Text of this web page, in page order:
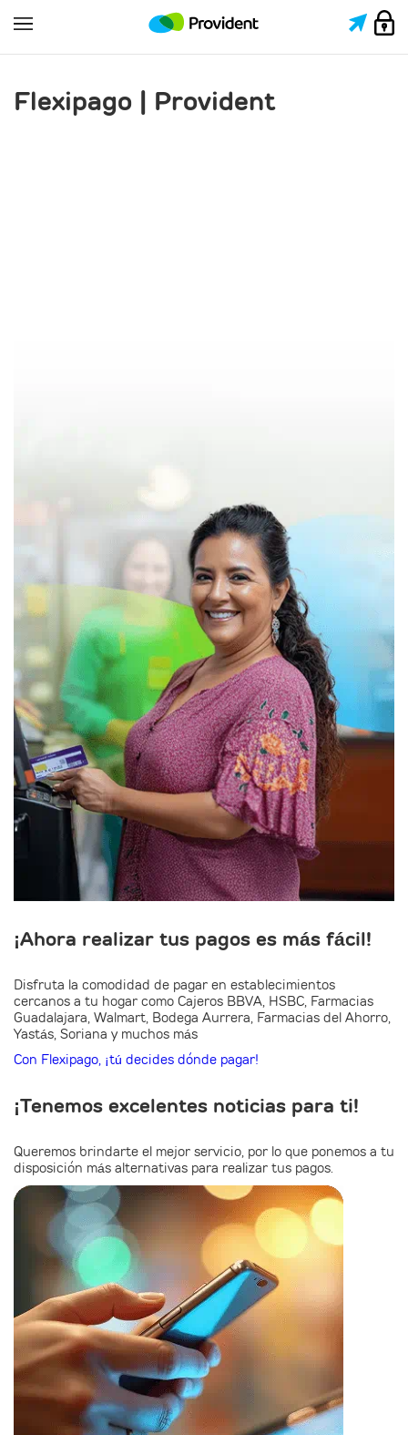
Flexipago | Provident
¡Ahora realizar tus pagos es más fácil!
Disfruta la comodidad de pagar en establecimientos
cercanos a tu hogar como Cajeros BBVA, HSBC, Farmacias
Guadalajara, Walmart, Bodega Aurrera, Farmacias del Ahorro,
Yastás, Soriana y muchos más
Con Flexipago, ¡tú decides dónde pagar!
¡Tenemos excelentes noticias para ti!
Queremos brindarte el mejor servicio, por lo que ponemos a tu
disposición más alternativas para realizar tus pagos.